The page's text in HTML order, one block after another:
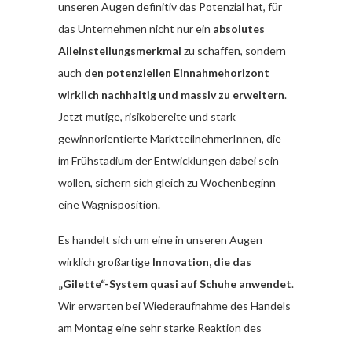
unseren Augen definitiv das Potenzial hat, für
das Unternehmen nicht nur ein absolutes
Alleinstellungsmerkmal zu schaffen, sondern
auch den potenziellen Einnahmehorizont
wirklich nachhaltig und massiv zu erweitern.
Jetzt mutige, risikobereite und stark
gewinnorientierte MarktteilnehmerInnen, die
im Frühstadium der Entwicklungen dabei sein
wollen, sichern sich gleich zu Wochenbeginn
eine Wagnisposition.
Es handelt sich um eine in unseren Augen
wirklich großartige Innovation, die das
„Gilette“-System quasi auf Schuhe anwendet.
Wir erwarten bei Wiederaufnahme des Handels
am Montag eine sehr starke Reaktion des